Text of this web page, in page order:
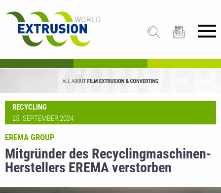
RECYCLING
25. SEPTEMBER 2024
Mitgründer des Recyclingmaschinen-
Herstellers EREMA verstorben
EREMA GROUP